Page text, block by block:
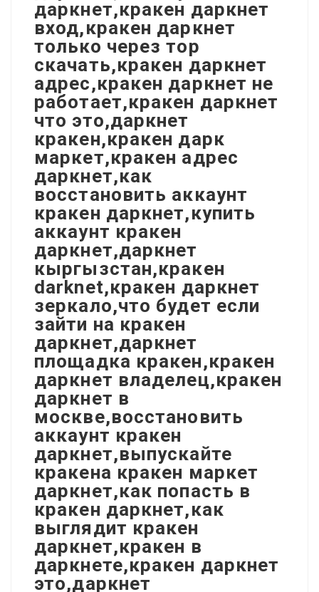
даркнет,кракен даркнет
вход,кракен даркнет
только через тор
скачать,кракен даркнет
адрес,кракен даркнет не
работает,кракен даркнет
что это,даркнет
кракен,кракен дарк
маркет,кракен адрес
даркнет,как
восстановить аккаунт
кракен даркнет,купить
аккаунт кракен
даркнет,даркнет
кыргызстан,кракен
darknet,кракен даркнет
зеркало,что будет если
зайти на кракен
даркнет,даркнет
площадка кракен,кракен
даркнет владелец,кракен
даркнет в
москве,восстановить
аккаунт кракен
даркнет,выпускайте
кракена кракен маркет
даркнет,как попасть в
кракен даркнет,как
выглядит кракен
даркнет,кракен в
даркнете,кракен даркнет
это,даркнет